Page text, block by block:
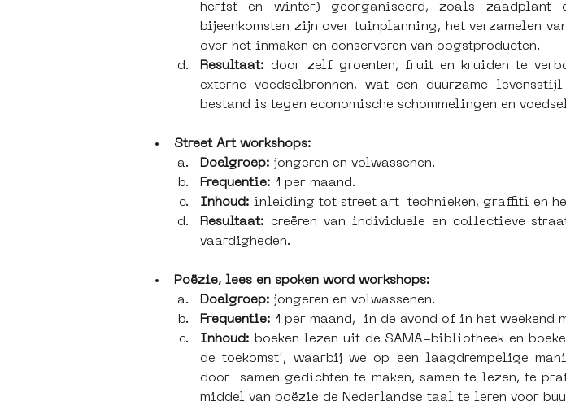
herfst en winter) georganiseerd, zoals zaadplant
bijeenkomsten zijn over tuinplanning, het verzamelen
over het inmaken en conserveren van oogstproducten.
Resultaat: door zelf groenten, fruit en kruiden te
externe voedselbronnen, wat een duurzame
bestand is tegen economische schommelingen en
Street Art workshops:
Doelgroep: jongeren en volwassenen.
Frequentie: 1 per maand.
Inhoud: inleiding tot street art-technieken, graffiti en
Resultaat: creëren van individuele en collectieve
vaardigheden.
Poëzie, lees en spoken word workshops:
Doelgroep: jongeren en volwassenen.
Frequentie: 1 per maand,  in de avond of in het weekend
Inhoud: boeken lezen uit de SAMA-bibliotheek en
de toekomst’, waarbij we op een laagdrempelige
door  samen gedichten te maken, samen te lezen, te
middel van poëzie de Nederlandse taal te leren voor